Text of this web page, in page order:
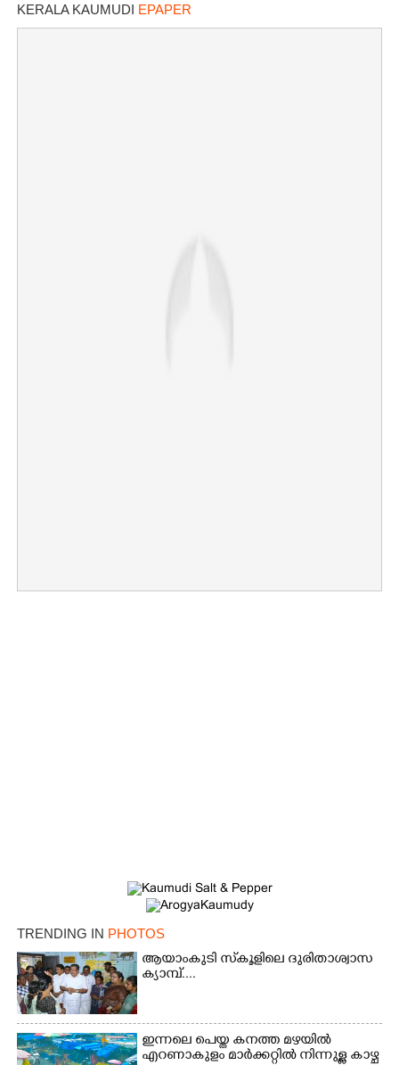
KERALA KAUMUDI EPAPER
TRENDING IN PHOTOS
ആയാംകുടി സ്‌കൂളിലെ ദുരിതാശ്വാസ
ക്യാമ്പ്....
ഇന്നലെ പെയ്ത കനത്ത മഴയിൽ
എറണാകുളം മാർക്കറ്റിൽ നിന്നുള്ള കാഴ്ച